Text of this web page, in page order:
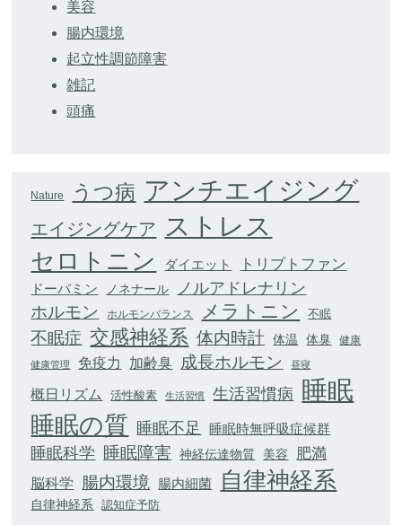
美容
腸内環境
起立性調節障害
雑記
頭痛
Nature うつ病 アンチエイジング
エイジングケア ストレス
セロトニン ダイエット トリプトファン
ドーパミン ノネナール ノルアドレナリン
ホルモン ホルモンバランス メラトニン 不眠
不眠症 交感神経系 体内時計 体温 体臭 健康
健康管理 免疫力 加齢臭 成長ホルモン 昼寝
概日リズム 活性酸素 生活習慣 生活習慣病 睡眠
睡眠の質 睡眠不足 睡眠時無呼吸症候群
睡眠科学 睡眠障害 神経伝達物質 美容 肥満
脳科学 腸内環境 腸内細菌 自律神経系
自律神経系 認知症予防